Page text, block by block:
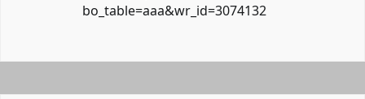
bo_table=aaa&wr_id=3074132